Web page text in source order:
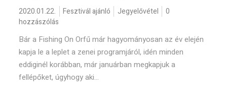
2020.01.22. Fesztivál ajánló Jegyelővétel
0
hozzászólás
Bár a Fishing On Orfű már hagyományosan az év elején
kapja le a leplet a zenei programjáról, idén minden
eddiginél korábban, már januárban megkapjuk a
fellépőket, úgyhogy aki...